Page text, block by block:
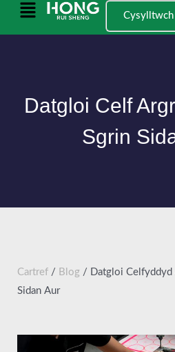
Neidio
Prif
Cysylltwch
Datgloi Celf
Sgrin
Cartref / Blog / Datgloi Celfyddyd
Sidan Aur